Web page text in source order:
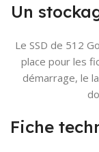
Un
Le SSD de 512
place pour les
démarrage, le
Fiche